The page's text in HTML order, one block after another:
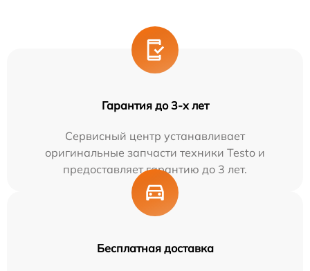
Гарантия до 3-х лет
Сервисный центр устанавливает
оригинальные запчасти техники Testo и
предоставляет гарантию до 3 лет.
Бесплатная доставка